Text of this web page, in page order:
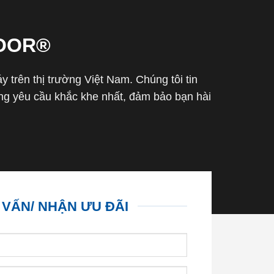
trên thị trường Việt Nam. Chúng tôi tin
yêu cầu khắc khe nhất, đảm bảo bạn hài
NHẬN ƯU ĐÃI